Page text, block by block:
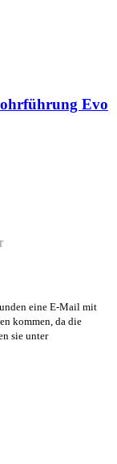
Evo
eine E-Mail mit
kommen, da die
sie unter